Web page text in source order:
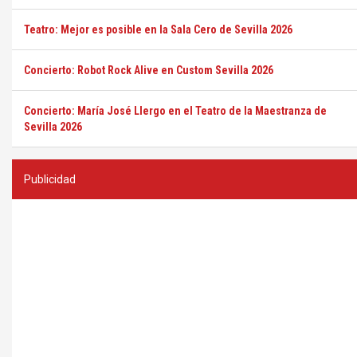
Teatro: Mejor es posible en la Sala Cero de Sevilla 2026
Concierto: Robot Rock Alive en Custom Sevilla 2026
Concierto: María José Llergo en el Teatro de la Maestranza de
Sevilla 2026
Publicidad